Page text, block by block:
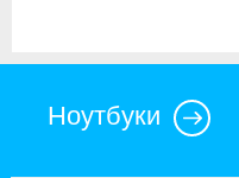
Ноутбуки